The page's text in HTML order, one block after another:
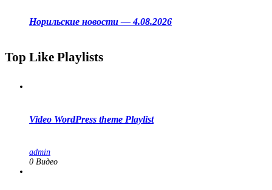
Норильские новости — 4.08.2026
Top Like Playlists
Video WordPress theme Playlist
admin
0 Видео